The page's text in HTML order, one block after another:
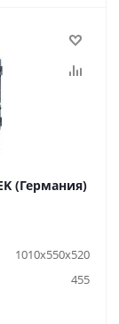
(Германия)
1010x550x520
455